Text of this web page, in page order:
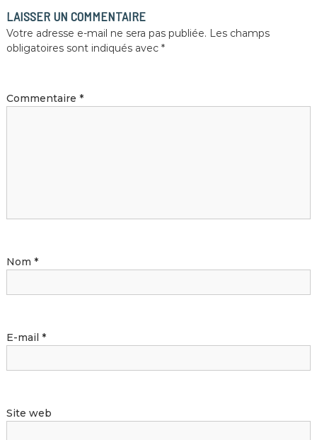
LAISSER UN COMMENTAIRE
Votre adresse e-mail ne sera pas publiée. Les champs
obligatoires sont indiqués avec *
Commentaire *
Nom *
E-mail *
Site web